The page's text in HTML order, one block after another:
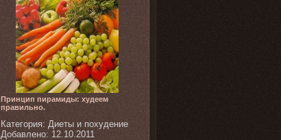
Принцип пирамиды: худеем
правильно.
Категория: Диеты и похудение
Добавлено: 12.10.2011